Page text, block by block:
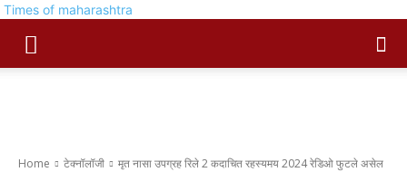
Times of maharashtra
Home टेक्नॉलॉजी मृत नासा उपग्रह रिले 2 कदाचित रहस्यमय 2024 रेडिओ फुटले असेल